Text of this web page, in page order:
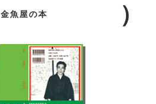
金魚屋の本